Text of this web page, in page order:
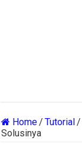
Home/ Tutorial/
Solusinya